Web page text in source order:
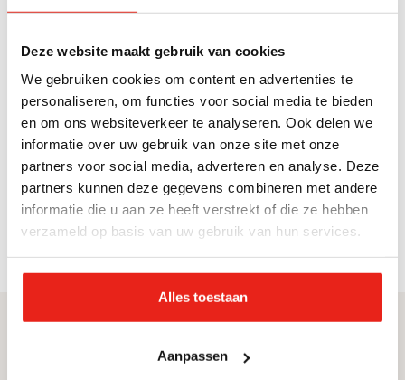
Deze website maakt gebruik van cookies
We gebruiken cookies om content en advertenties te
personaliseren, om functies voor social media te bieden
en om ons websiteverkeer te analyseren. Ook delen we
informatie over uw gebruik van onze site met onze
partners voor social media, adverteren en analyse. Deze
partners kunnen deze gegevens combineren met andere
informatie die u aan ze heeft verstrekt of die ze hebben
verzameld op basis van uw gebruik van hun services.
Alles toestaan
Aanpassen
Algemene Voorziening is er voor mensen die hulp
Samen willen we de zelfredzaamheid versterken van
inwoners met meerdere hulpvragen.
Folder Algemene
Voorziening
- Folder 50 Algemene
Voorziening Enschede
(pdf)